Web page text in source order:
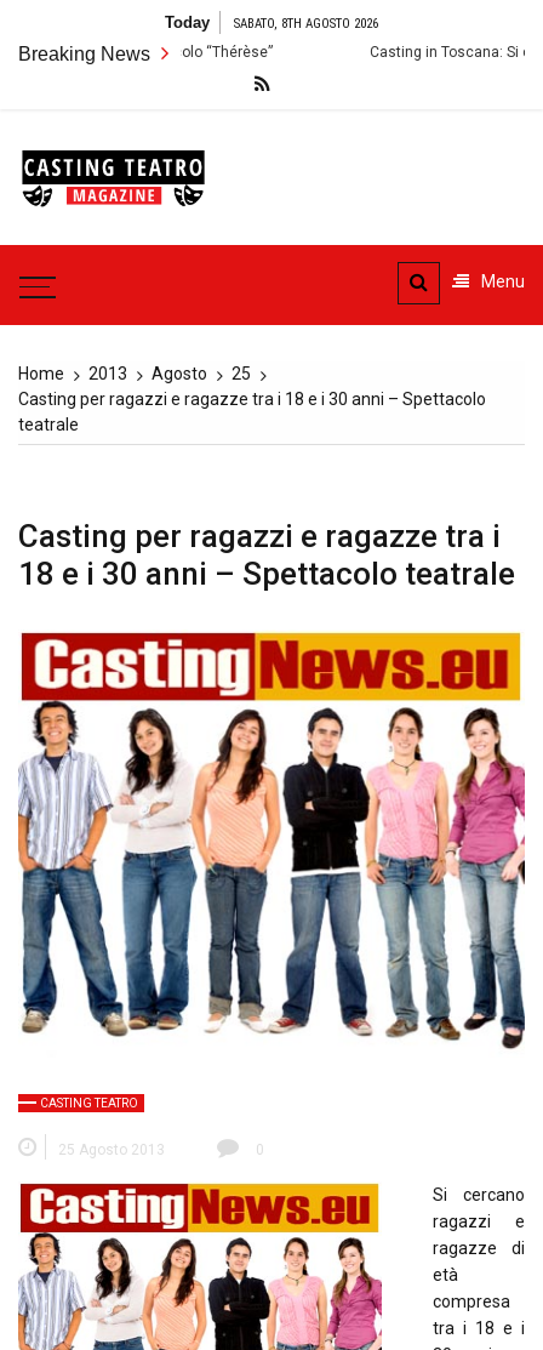
content
Today SABATO, 8TH AGOSTO 2026
Breaking News
per lo Spettacolo “Thérèse” Casting in Toscana: Si cercano
teatrali
Menu
Home 2013 Agosto
25
Casting per ragazzi e ragazze tra i 18 e i 30 anni – Spettacolo
teatrale
Casting per ragazzi e ragazze tra i
18 e i 30 anni – Spettacolo teatrale
CASTING TEATRO
25 Agosto 2013 0
Si cercano
ragazzi e
ragazze di
età
compresa
tra i 18 e i